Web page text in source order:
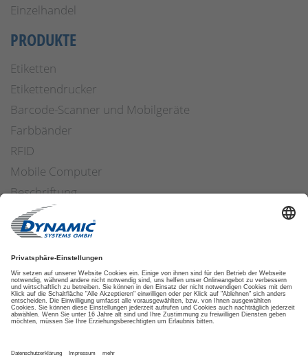
Einzelhandel
PRODUKTE
Etiketten
Etikettendrucker
Barcode-Scanner und Mobilgeräte
Farbbänder
RFID
Mobile Computer
Beschriftung
Arbeitssicherheit
Applikatoren
Etiketten Software
ETIKETTENFINDER
DATENSCHUTZ IMPRESSUM